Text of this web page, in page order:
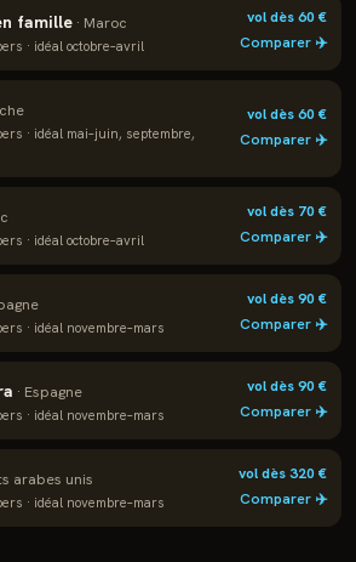
famille · Maroc
· idéal octobre–avril
vol dès60€
Comparer ✈️
· idéal mai–juin, septembre,
vol dès60€
Comparer ✈️
· idéal octobre–avril
vol dès 70€
Comparer ✈️
· idéal novembre–mars
vol dès90€
Comparer ✈️
· Espagne
· idéal novembre–mars
vol dès90€
Comparer ✈️
arabes unis
· idéal novembre–mars
vol dès320€
Comparer ✈️